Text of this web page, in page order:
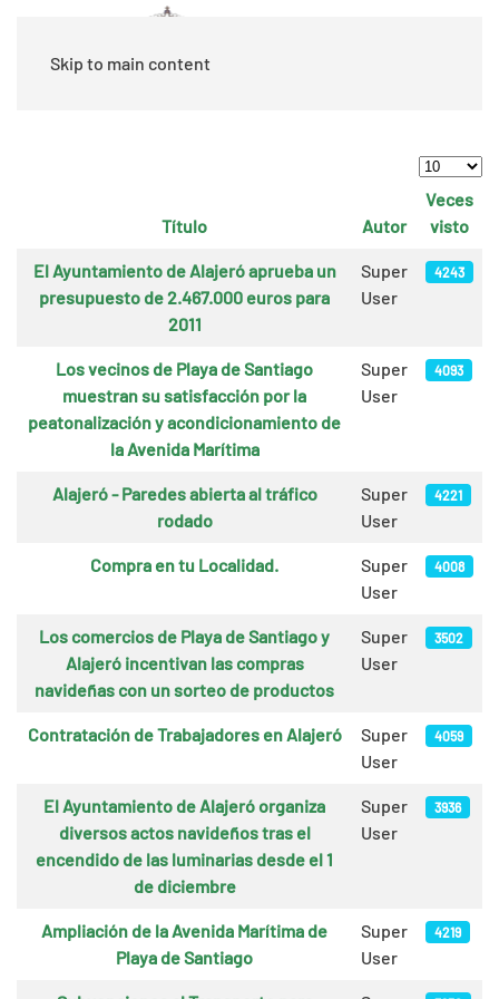
Skip to main content
Cantidad
Artículos
Título Autor
Veces
visto
El Ayuntamiento de Alajeró aprueba un
presupuesto de 2.467.000 euros para
2011
Super
User
4243
Los vecinos de Playa de Santiago
muestran su satisfacción por la
peatonalización y acondicionamiento de
la Avenida Marítima
Super
User
4093
Alajeró - Paredes abierta al tráfico
rodado
Super
User
4221
Compra en tu Localidad.
Super
User
4008
Los comercios de Playa de Santiago y
Alajeró incentivan las compras
navideñas con un sorteo de productos
Super
User
3502
Contratación de Trabajadores en Alajeró
Super
User
4059
El Ayuntamiento de Alajeró organiza
diversos actos navideños tras el
encendido de las luminarias desde el 1
de diciembre
Super
User
3936
Ampliación de la Avenida Marítima de
Playa de Santiago
Super
User
4219